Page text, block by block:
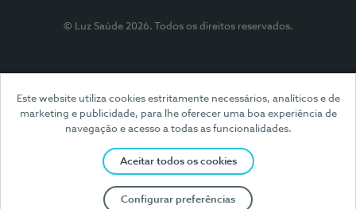
Este website utiliza cookies estritamente necessários, analíticos e de
marketing e publicidade, para lhe oferecer uma boa experiência de
navegação e acesso a todas as funcionalidades.
Aceitar todos os cookies
Configurar preferências
© Luz Saúde 2026. Todos os direitos reservados.